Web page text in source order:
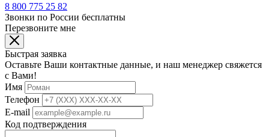
8 800 775 25 82
Звонки по России бесплатны
Перезвоните мне
Быстрая заявка
Оставьте Ваши контактные данные, и наш менеджер свяжется
с Вами!
Имя
Телефон
E-mail
Код подтверждения